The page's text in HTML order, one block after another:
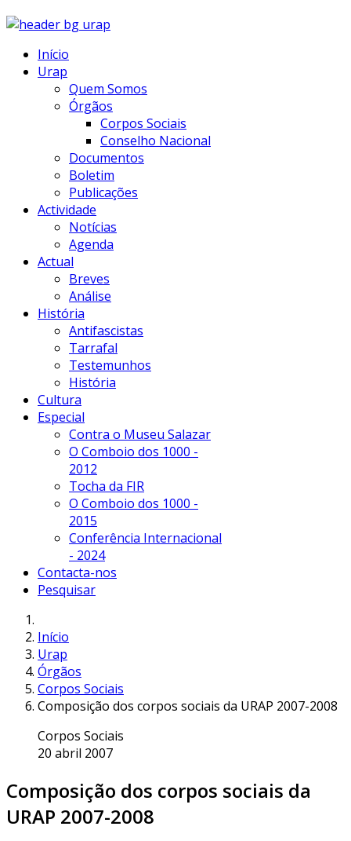
Início
Urap
Quem Somos
Órgãos
Corpos Sociais
Conselho Nacional
Documentos
Boletim
Publicações
Actividade
Notícias
Agenda
Actual
Breves
Análise
História
Antifascistas
Tarrafal
Testemunhos
História
Cultura
Especial
Contra o Museu Salazar
O Comboio dos 1000 -
2012
Tocha da FIR
O Comboio dos 1000 -
2015
Conferência Internacional
- 2024
Contacta-nos
Pesquisar
Início
Urap
Órgãos
Corpos Sociais
Composição dos corpos sociais da URAP 2007-2008
Corpos Sociais
20 abril 2007
Composição dos corpos sociais da
URAP 2007-2008